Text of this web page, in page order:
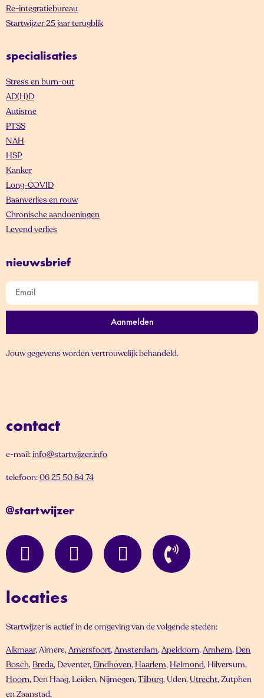
Re-integratiebureau
Startwijzer 25 jaar terugblik
specialisaties
Stress en burn-out
AD(H)D
Autisme
PTSS
NAH
HSP
Kanker
Long-COVID
Baanverlies en rouw
Chronische aandoeningen
Levend verlies
nieuwsbrief
Aanmelden
Jouw gegevens worden vertrouwelijk behandeld.
contact
e-mail:info@startwijzer.info
telefoon:06 25 50 84 74
@startwijzer
locaties
Startwijzer is actief in de omgeving van de volgende steden:
Alkmaar,Almere,Amersfoort,Amsterdam,Apeldoorn,Arnhem, Den
Bosch, Breda, Deventer, Eindhoven, Haarlem, Helmond, Hilversum,
Hoorn, Den Haag, Leiden, Nijmegen,Tilburg, Uden,Utrecht, Zutphen
en Zaanstad.